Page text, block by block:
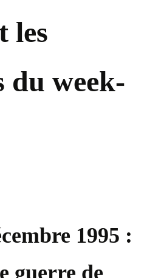
les
du week-
1995 :
guerre de